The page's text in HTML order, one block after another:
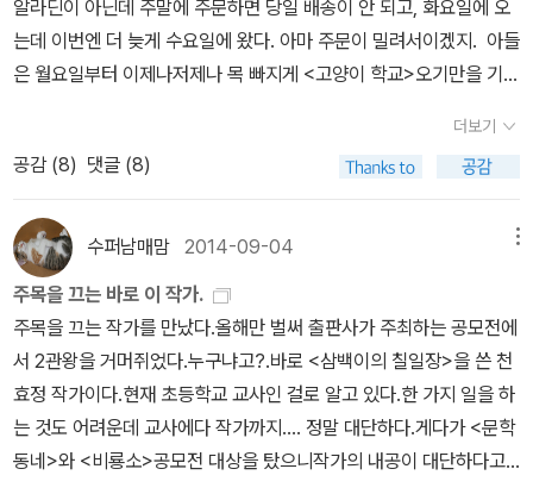
미리 읽힌다는 것. 건방이와 백초아와의 관계, 오방도사와 설화당주
의 관계 등이 상투적으로 그려졌고 회춘풀과 도꼬마리도 쉽게 연관됨
을 알 수 있다. 앞으로의 전개가 읽힌다는 것은 흥미를 반감시키는 요
제일지도 모른다. 하지만 <삼백이의 칠일장>을 통해 그 천재성을 보
갈 기대주라면 좀더 다른 이야기를 들려주었어야 한다. 그녀에 대한
기대는 다음 작품으로 넘겨야 할 것 같다.
다. 그것 마저도 성의껏 하지 않고 장난을 쳐서-물론 잘하는 친구도
있다.-방법을 바꿨는데 그게 괜찮은 듯하다. 자신이 고른 책을 2분
정도 읽어주는 것이다. 다 읽은 후에 내가 간단히 질문을 던졌다. ' 지
금 그 부분 읽으면서 어떤 생각이 들었어요?' 하고 말이다. 아주 간단
한 활동이지만 효과가 큰 것 같다. 아이가 읽어주는 걸 들으면서 생각
책에 대한 간단한 소개를 듣는 셈이다. 오늘 <건방이의 건방진 수련
기>를 읽은 아이는 작년부터 독서부를 하는 아이인데 그림책 보는 아
이였다. 항상 우리 교실에 오면 쉬운 그림책만 읽곤 하였는데 오늘은
일찌감치 교실에 와서 <건방이의 건방진 수련기>를 찾는 거다. 음~
드디어 도약할 때가 온 거구나! 싶었다. 40분 독서를 하는 내내 초집
중하여 책 읽는 모습을 봤다. 아이마다 첫 키스처럼 달콤한 바로 그 책
을 만나는 날이 있기 마련인가 보다. 이 아이처럼 말이다. <내 짝꿍 최
영대>를 읽은 아이 또한 그림책이나 저학년 동화책을 주로 읽는 아이
알라딘이 아닌데 주말에 주문하면 당일 배송이 안 되고, 화요일에 오
는데 이번엔 더 늦게 수요일에 왔다. 아마 주문이 밀려서이겠지. 아들
은 월요일부터 이제나저제나 목 빠지게 <고양이 학교>오기만을 기다
세계편 1권을 읽었다. 글씨도 마음에 들고, 앞표지 겉표지도 마음에
든단다. 세계편도 재밌다고 하니 다행이다. 중딩 딸도 어제는기특하
게 책을 손에 들었다. 학원 숙제를 다했단다. 영어 학원 다니는데 숙제
가 장난이 아니다. <14세와 타우타우>는 너를 위해 산 책이라고 하
니 읽기 시작하였다. 그림이 많이 들어가 있어 부담이 덜했을 거다. 몇
장 읽더니 ' 엄마, 요시오가 사춘기를 심하게 겪네' 한다. 휴대폰 안 하
고, 끝까지 읽는 모습을 보니 흐뭇하다. ' 타우타우가 뭐야?' 했더니 '
응 동네에서 왔다갔다 하는 사람 이름이야. ' 한다.' 이 책은 학교를 비
판하는 책이야' 한 마디 덧붙인다. ' 그래? 읽고 독후감 좀 써라.' 했
더니 순순히 ' 알았어' 한다. 마음에 들었나 보다. 한달에 1번 독후감
쓰기로 한 약속을 잘 지키지 못하곤 하였는데 이번 달엔 지킬 것 같
더보기
공감 (8) 댓글 (8)
수퍼남매맘 2014-09-04
주목을 끄는 바로 이 작가.
주목을 끄는 작가를 만났다.올해만 벌써 출판사가 주최하는 공모전에
서 2관왕을 거머쥐었다.누구냐고?.바로 <삼백이의 칠일장>을 쓴 천
효정 작가이다.현재 초등학교 교사인 걸로 알고 있다.한 가지 일을 하
는 것도 어려운데 교사에다 작가까지.... 정말 대단하다.게다가 <문학
동네>와 <비룡소>공모전 대상을 탔으니작가의 내공이 대단하다고